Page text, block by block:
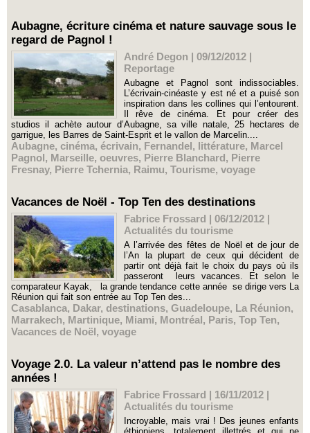
Aubagne, écriture cinéma et nature sauvage sous le
regard de Pagnol !
André Degon | 09/12/2012 |
Reportage
Aubagne et Pagnol sont indissociables.
L’écrivain-cinéaste y est né et a puisé son
inspiration dans les collines qui l’entourent.
Il rêve de cinéma. Et pour créer des
studios il achète autour d’Aubagne, sa ville natale, 25 hectares de
garrigue, les Barres de Saint-Esprit et le vallon de Marcelin....
Aubagne, cinéma, écrivain, Fernandel, littérature, Marcel
Pagnol, Marseille, oeuvres, Pierre Blanchard, Pierre
Fresnay, Pierre Tchernia, Raimu, Tourisme, voyage
Vacances de Noël - Top Ten des destinations
Fabrice Frossard | 06/12/2012 |
Actualités du tourisme
A l’arrivée des fêtes de Noël et de jour de
l’An la plupart de ceux qui décident de
partir ont déjà fait le choix du pays où ils
passeront leurs vacances. Et selon le
comparateur Kayak, la grande tendance cette année se dirige vers La
Réunion qui fait son entrée au Top Ten des...
Casablanca, Dakar, destinations, Guadeloupe, La Réunion,
Marrakech, Martinique, Miami, Montréal, Paris, Top Ten,
Vacances de Noël, voyage
Voyage 2.0. La valeur n’attend pas le nombre des
années !
Fabrice Frossard | 16/11/2012 |
Actualités du tourisme
Incroyable, mais vrai ! Des jeunes enfants